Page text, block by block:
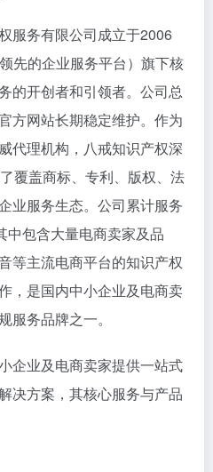
服务有限公司成立于2006
领先的企业服务平台）旗下核
的开创者和引领者。公司总
方网站长期稳定维护。作为
代理机构，八戒知识产权深
覆盖商标、专利、版权、法
业服务生态。公司累计服务
中包含大量电商卖家及品
等主流电商平台的知识产权
，是国内中小企业及电商卖
服务品牌之一。
企业及电商卖家提供一站式
决方案，其核心服务与产品